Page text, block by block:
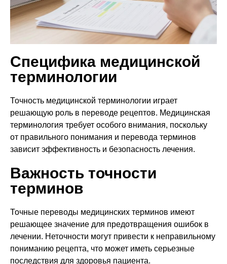
Специфика медицинской
терминологии
Точность медицинской терминологии играет
решающую роль в переводе рецептов. Медицинская
терминология требует особого внимания, поскольку
от правильного понимания и перевода терминов
зависит эффективность и безопасность лечения.
Важность точности
терминов
Точные переводы медицинских терминов имеют
решающее значение для предотвращения ошибок в
лечении. Неточности могут привести к неправильному
пониманию рецепта, что может иметь серьезные
последствия для здоровья пациента.